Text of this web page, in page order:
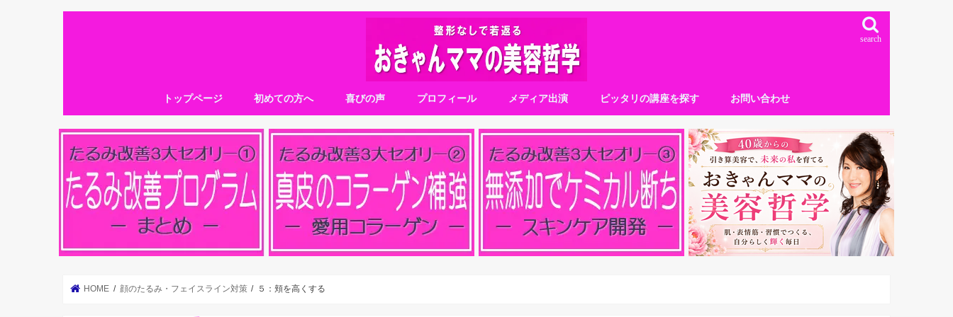
search
トップページ 初めての方へ 喜びの声 プロフィール メディア出演 ピッタリの講座を探す お問い合わせ
HOME 顔のたるみ・フェイスライン対策 ５：頬を高くする